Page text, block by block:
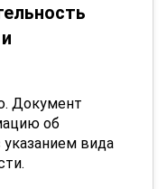
Документ
об
вида